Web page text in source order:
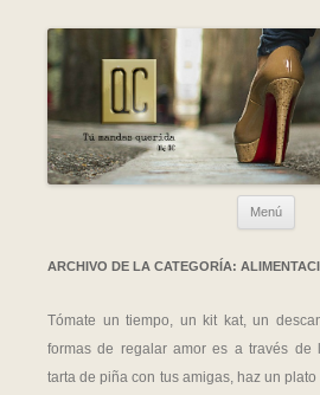
Menú
ARCHIVO DE LA CATEGORÍA:
Tómate un tiempo, un kit kat, un
formas de regalar amor es a través de
tarta de piña con tus amigas, haz un